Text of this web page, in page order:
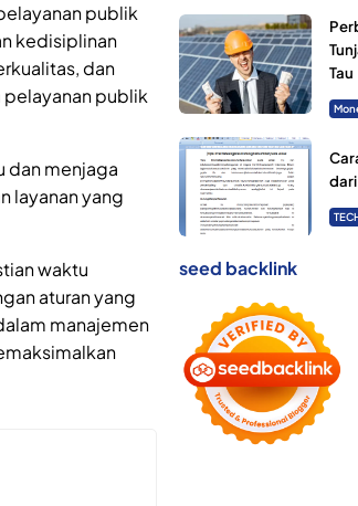
publik
kedisiplinan
dan
pelayanan publik
dan menjaga
layanan yang
waktu
aturan yang
manajemen
Tau
seed backlink